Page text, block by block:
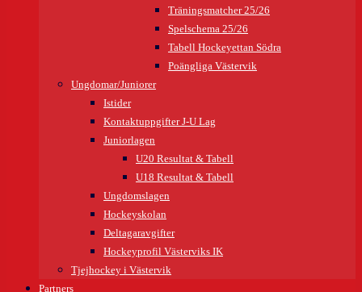
Träningsmatcher 25/26
Spelschema 25/26
Tabell Hockeyettan Södra
Poängliga Västervik
Ungdomar/Juniorer
Istider
Kontaktuppgifter J-U Lag
Juniorlagen
U20 Resultat & Tabell
U18 Resultat & Tabell
Ungdomslagen
Hockeyskolan
Deltagaravgifter
Hockeyprofil Västerviks IK
Tjejhockey i Västervik
Partners